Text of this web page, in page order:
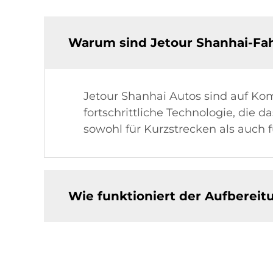
Warum sind Jetour Shanhai-
Jetour Shanhai Autos sind auf
fortschrittliche Technologie, die
sowohl für Kurzstrecken als auch
Wie funktioniert der